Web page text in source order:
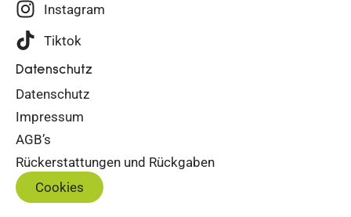
Instagram
Tiktok
Datenschutz
Datenschutz
Impressum
AGB’s
Rückerstattungen und Rückgaben
Cookies